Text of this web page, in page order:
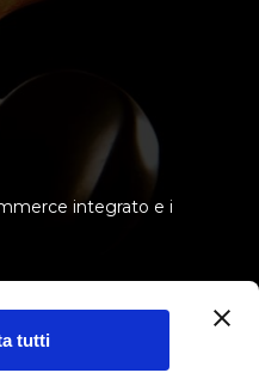
tutti
integrato e i